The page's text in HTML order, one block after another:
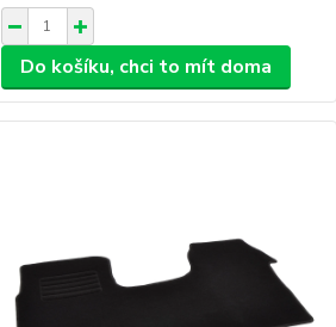
Do košíku, chci to mít doma